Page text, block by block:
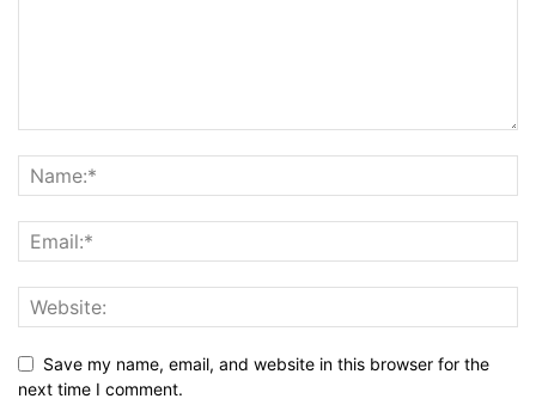
Save my name, email, and website in this browser for the
next time I comment.